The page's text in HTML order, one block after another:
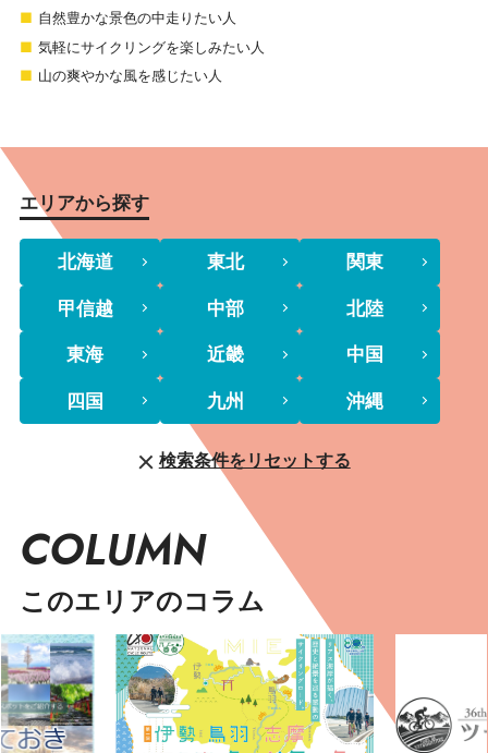
自然豊かな景色の中走りたい人
気軽にサイクリングを楽しみたい人
山の爽やかな風を感じたい人
エリアから探す
北海道 東北 関東
甲信越 中部 北陸
東海 近畿 中国
四国 九州 沖縄
検索条件をリセットする
COLUMN
このエリアのコラム